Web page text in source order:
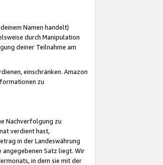
Namen handelt)
durch Manipulation
deiner Teilnahme am
einschränken. Amazon
zu
Nachverfolgung zu
verdient hast,
in der Landeswährung
angegebenen Satz liegt. Wir
in dem sie mit der